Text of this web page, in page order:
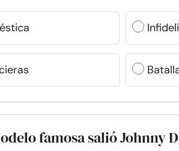
famosa salió Johnny